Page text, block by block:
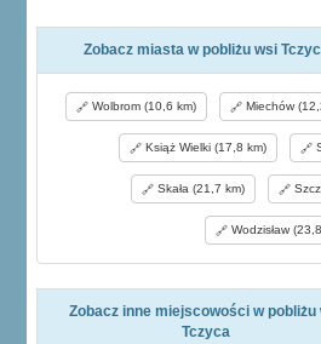
Zobacz miasta w pobliżu wsi
Wolbrom (10,6 km) Miechów
Książ Wielki (17,8 km)
Skała (21,7 km)
Wodzisław
Zobacz inne miejscowości w pobliżu
Tczyca